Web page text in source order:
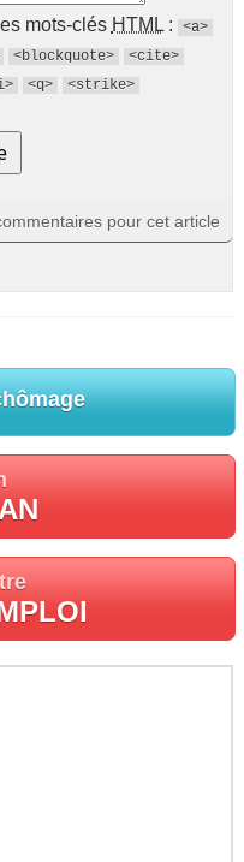
mots-clés HTML:
<a>
<blockquote>
<cite>
<q>
<strike>
pour cet article